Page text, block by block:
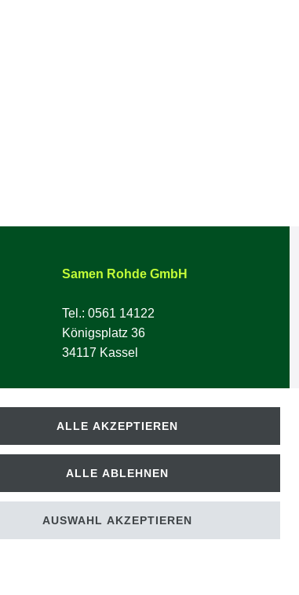
Samen Rohde GmbH
Tel.: 0561 14122
Königsplatz 36
34117 Kassel
ALLE AKZEPTIEREN
ALLE ABLEHNEN
AUSWAHL AKZEPTIEREN